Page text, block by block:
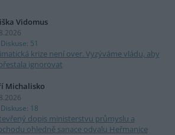
Vidomus
Diskuse: 51
krize není over. Vyzýváme vládu, aby
ignorovat
Michalisko
Diskuse: 18
dopis ministerstvu průmyslu a
ohledně sanace odvalu Heřmanice